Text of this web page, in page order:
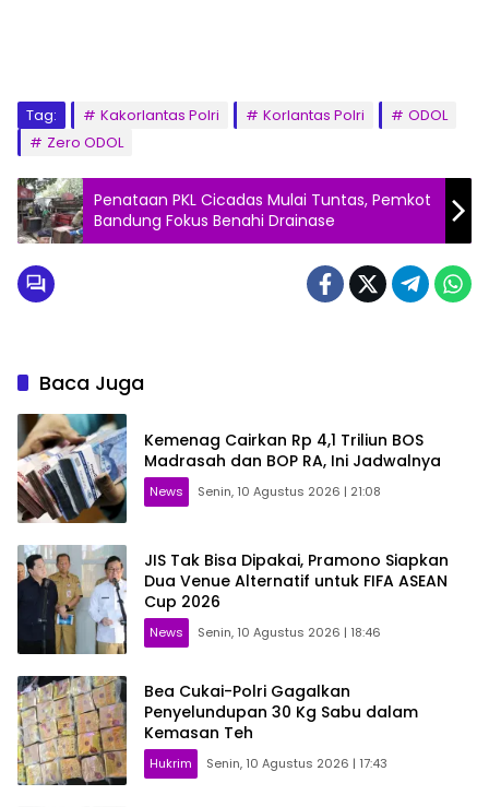
Tag: Kakorlantas Polri Korlantas Polri
ODOL
Zero ODOL
Penataan PKL Cicadas Mulai Tuntas, Pemkot
Bandung Fokus Benahi Drainase
Baca Juga
Kemenag Cairkan Rp 4,1 Triliun BOS
Madrasah dan BOP RA, Ini Jadwalnya
News Senin, 10 Agustus 2026 | 21:08
JIS Tak Bisa Dipakai, Pramono Siapkan
Dua Venue Alternatif untuk FIFA ASEAN
Cup 2026
News Senin, 10 Agustus 2026 | 18:46
Bea Cukai-Polri Gagalkan
Penyelundupan 30 Kg Sabu dalam
Kemasan Teh
Hukrim Senin, 10 Agustus 2026 | 17:43